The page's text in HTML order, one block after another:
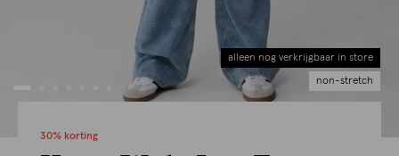
alleen nog verkrijgbaar in store
non-stretch
30% korting